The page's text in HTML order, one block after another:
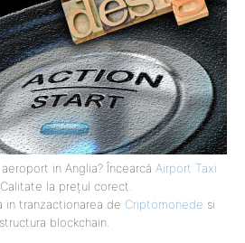
in Anglia? Încearcă Airport Taxi
. Calitate la prețul corect.
in tranzactionarea de Criptomonede si
blockchain.